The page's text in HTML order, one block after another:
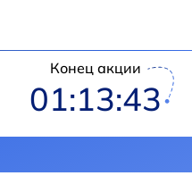
Конец акции
01:13:42